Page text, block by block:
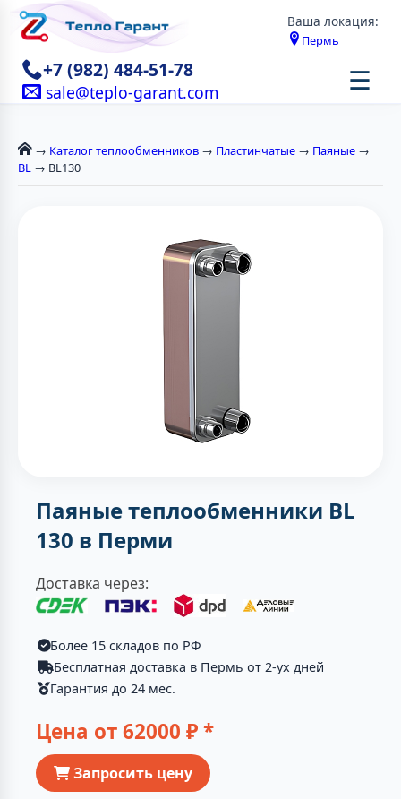
Ваша локация:
Пермь
+7 (982) 484-51-78
sale@teplo-garant.com ☰
→ Каталог теплообменников → Пластинчатые → Паяные →
BL → BL130
Паяные теплообменники BL
130 в Перми
Доставка через:
Более 15 складов по РФ
Бесплатная доставка в Пермь от 2-ух дней
Гарантия до 24 мес.
Цена от62000 ₽ *
Запросить цену